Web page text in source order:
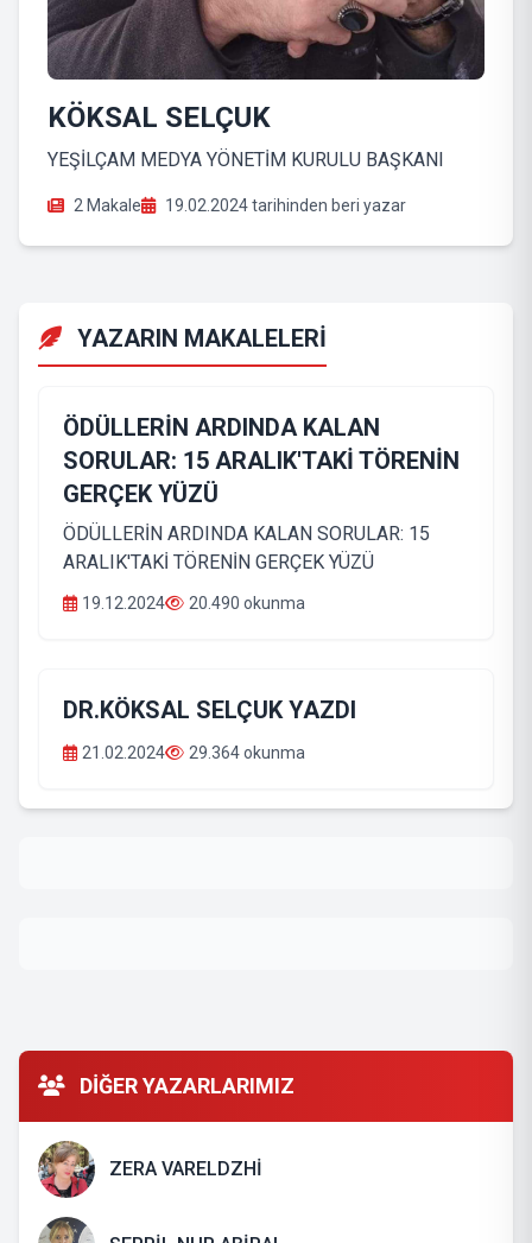
KÖKSAL SELÇUK
YEŞİLÇAM MEDYA YÖNETİM KURULU BAŞKANI
2 Makale 19.02.2024 tarihinden beri yazar
YAZARIN MAKALELERİ
ÖDÜLLERİN ARDINDA KALAN
SORULAR: 15 ARALIK'TAKİ TÖRENİN
GERÇEK YÜZÜ
ÖDÜLLERİN ARDINDA KALAN SORULAR: 15
ARALIK'TAKİ TÖRENİN GERÇEK YÜZÜ
19.12.2024 20.490 okunma
DR.KÖKSAL SELÇUK YAZDI
21.02.2024 29.364 okunma
DİĞER YAZARLARIMIZ
ZERA VARELDZHİ